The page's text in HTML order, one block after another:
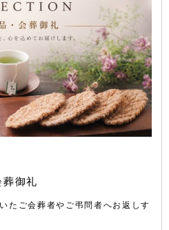
御礼
たご会葬者やご弔問者へお返しす